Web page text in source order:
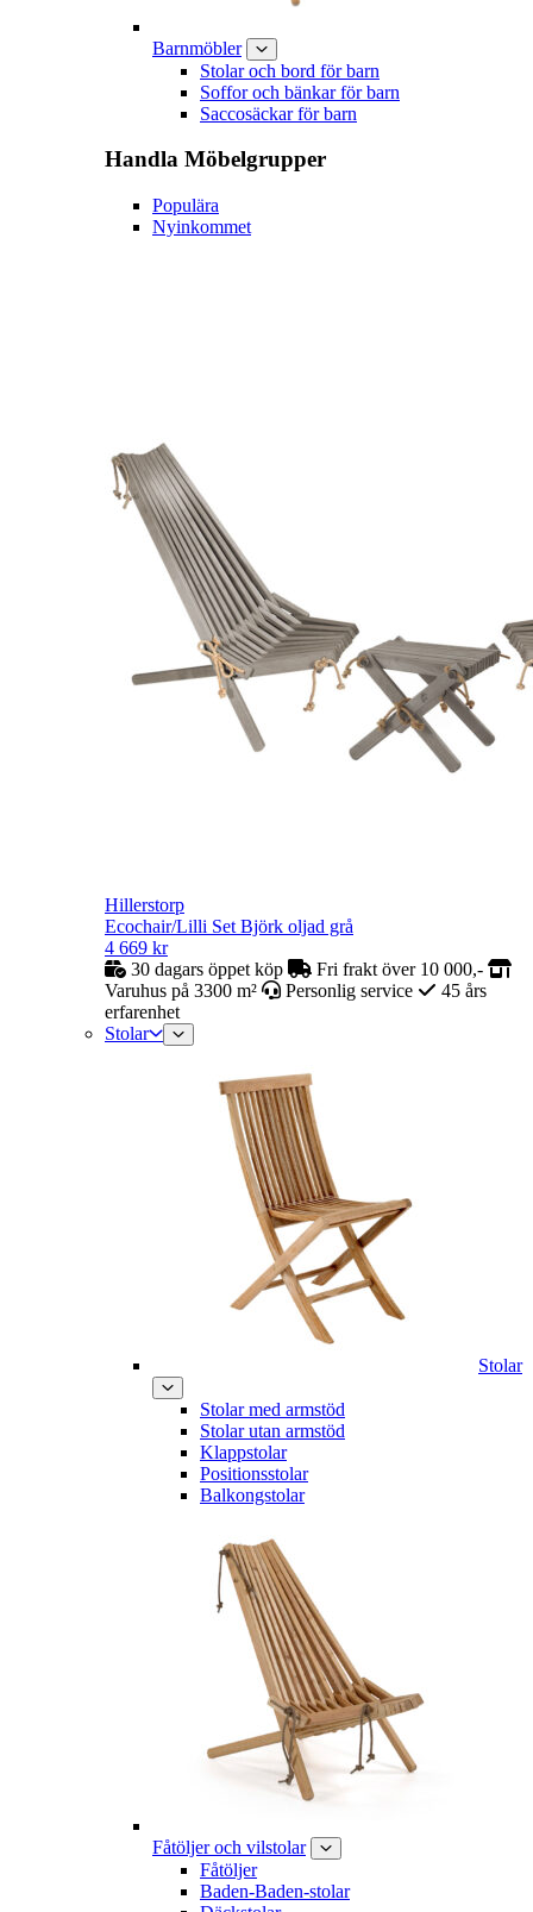
Barnmöbler
Stolar och bord för barn
Soffor och bänkar för barn
Saccosäckar för barn
Handla Möbelgrupper
Populära
Nyinkommet
Hillerstorp
Ecochair/Lilli Set Björk oljad grå
4 669 kr
30 dagars öppet köp
Fri frakt över 10 000,-
Varuhus på 3300 m²
Personlig service
45 års
erfarenhet
Stolar
Stolar
Stolar med armstöd
Stolar utan armstöd
Klappstolar
Positionsstolar
Balkongstolar
Fåtöljer och vilstolar
Fåtöljer
Baden-Baden-stolar